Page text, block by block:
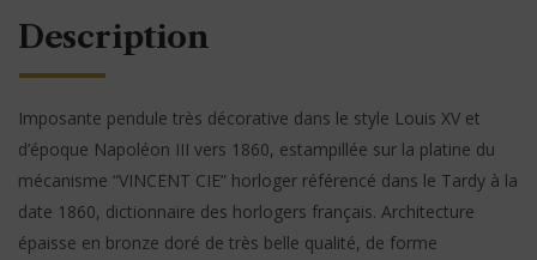
Description
Imposante pendule très décorative dans le style Louis XV et
d’époque Napoléon III vers 1860, estampillée sur la platine du
mécanisme “VINCENT CIE” horloger référencé dans le Tardy à la
date 1860, dictionnaire des horlogers français. Architecture
épaisse en bronze doré de très belle qualité, de forme